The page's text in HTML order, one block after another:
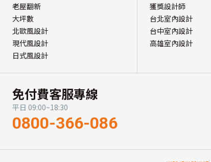
老屋翻新
大坪數
北歐風設計
現代風設計
日式風設計
獲獎設計師
台北室內設計
台中室內設計
高雄室內設計
免付費客服專線
平日 09:00~18:30
0800-366-086